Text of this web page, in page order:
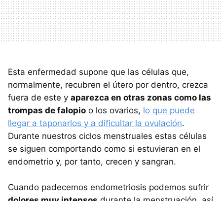
Esta enfermedad supone que las células que,
normalmente, recubren el útero por dentro, crezca
fuera de este y aparezca en otras zonas como las
trompas de falopio o los ovarios, lo que puede
llegar a taponarlos y a dificultar la ovulación.
Durante nuestros ciclos menstruales estas células
se siguen comportando como si estuvieran en el
endometrio y, por tanto, crecen y sangran.
Cuando padecemos endometriosis podemos sufrir